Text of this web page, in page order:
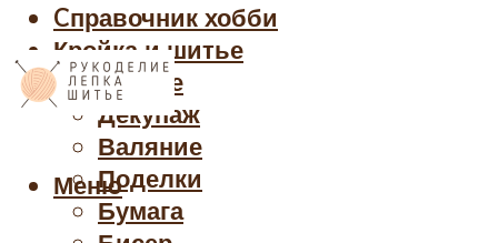
Cправочник хобби
Кройка и шитье
Рукоделие
Декупаж
Валяние
Поделки
Бумага
Меню